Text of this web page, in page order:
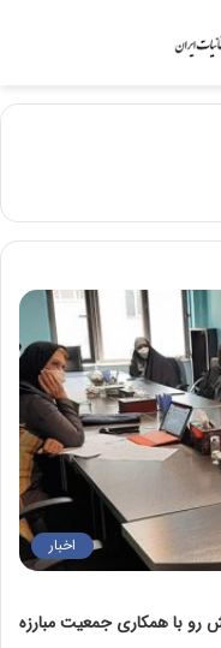
اخبار
رو با همکاری جمعیت مبارزه